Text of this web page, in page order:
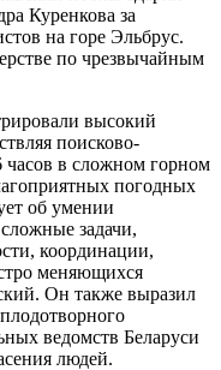
Куренкова за
на горе Эльбрус.
по чрезвычайным
высокий
поисково-
часов в сложном горном
погодных
об умении
задачи,
координации,
меняющихся
Он также выразил
ведомств Беларуси
людей.